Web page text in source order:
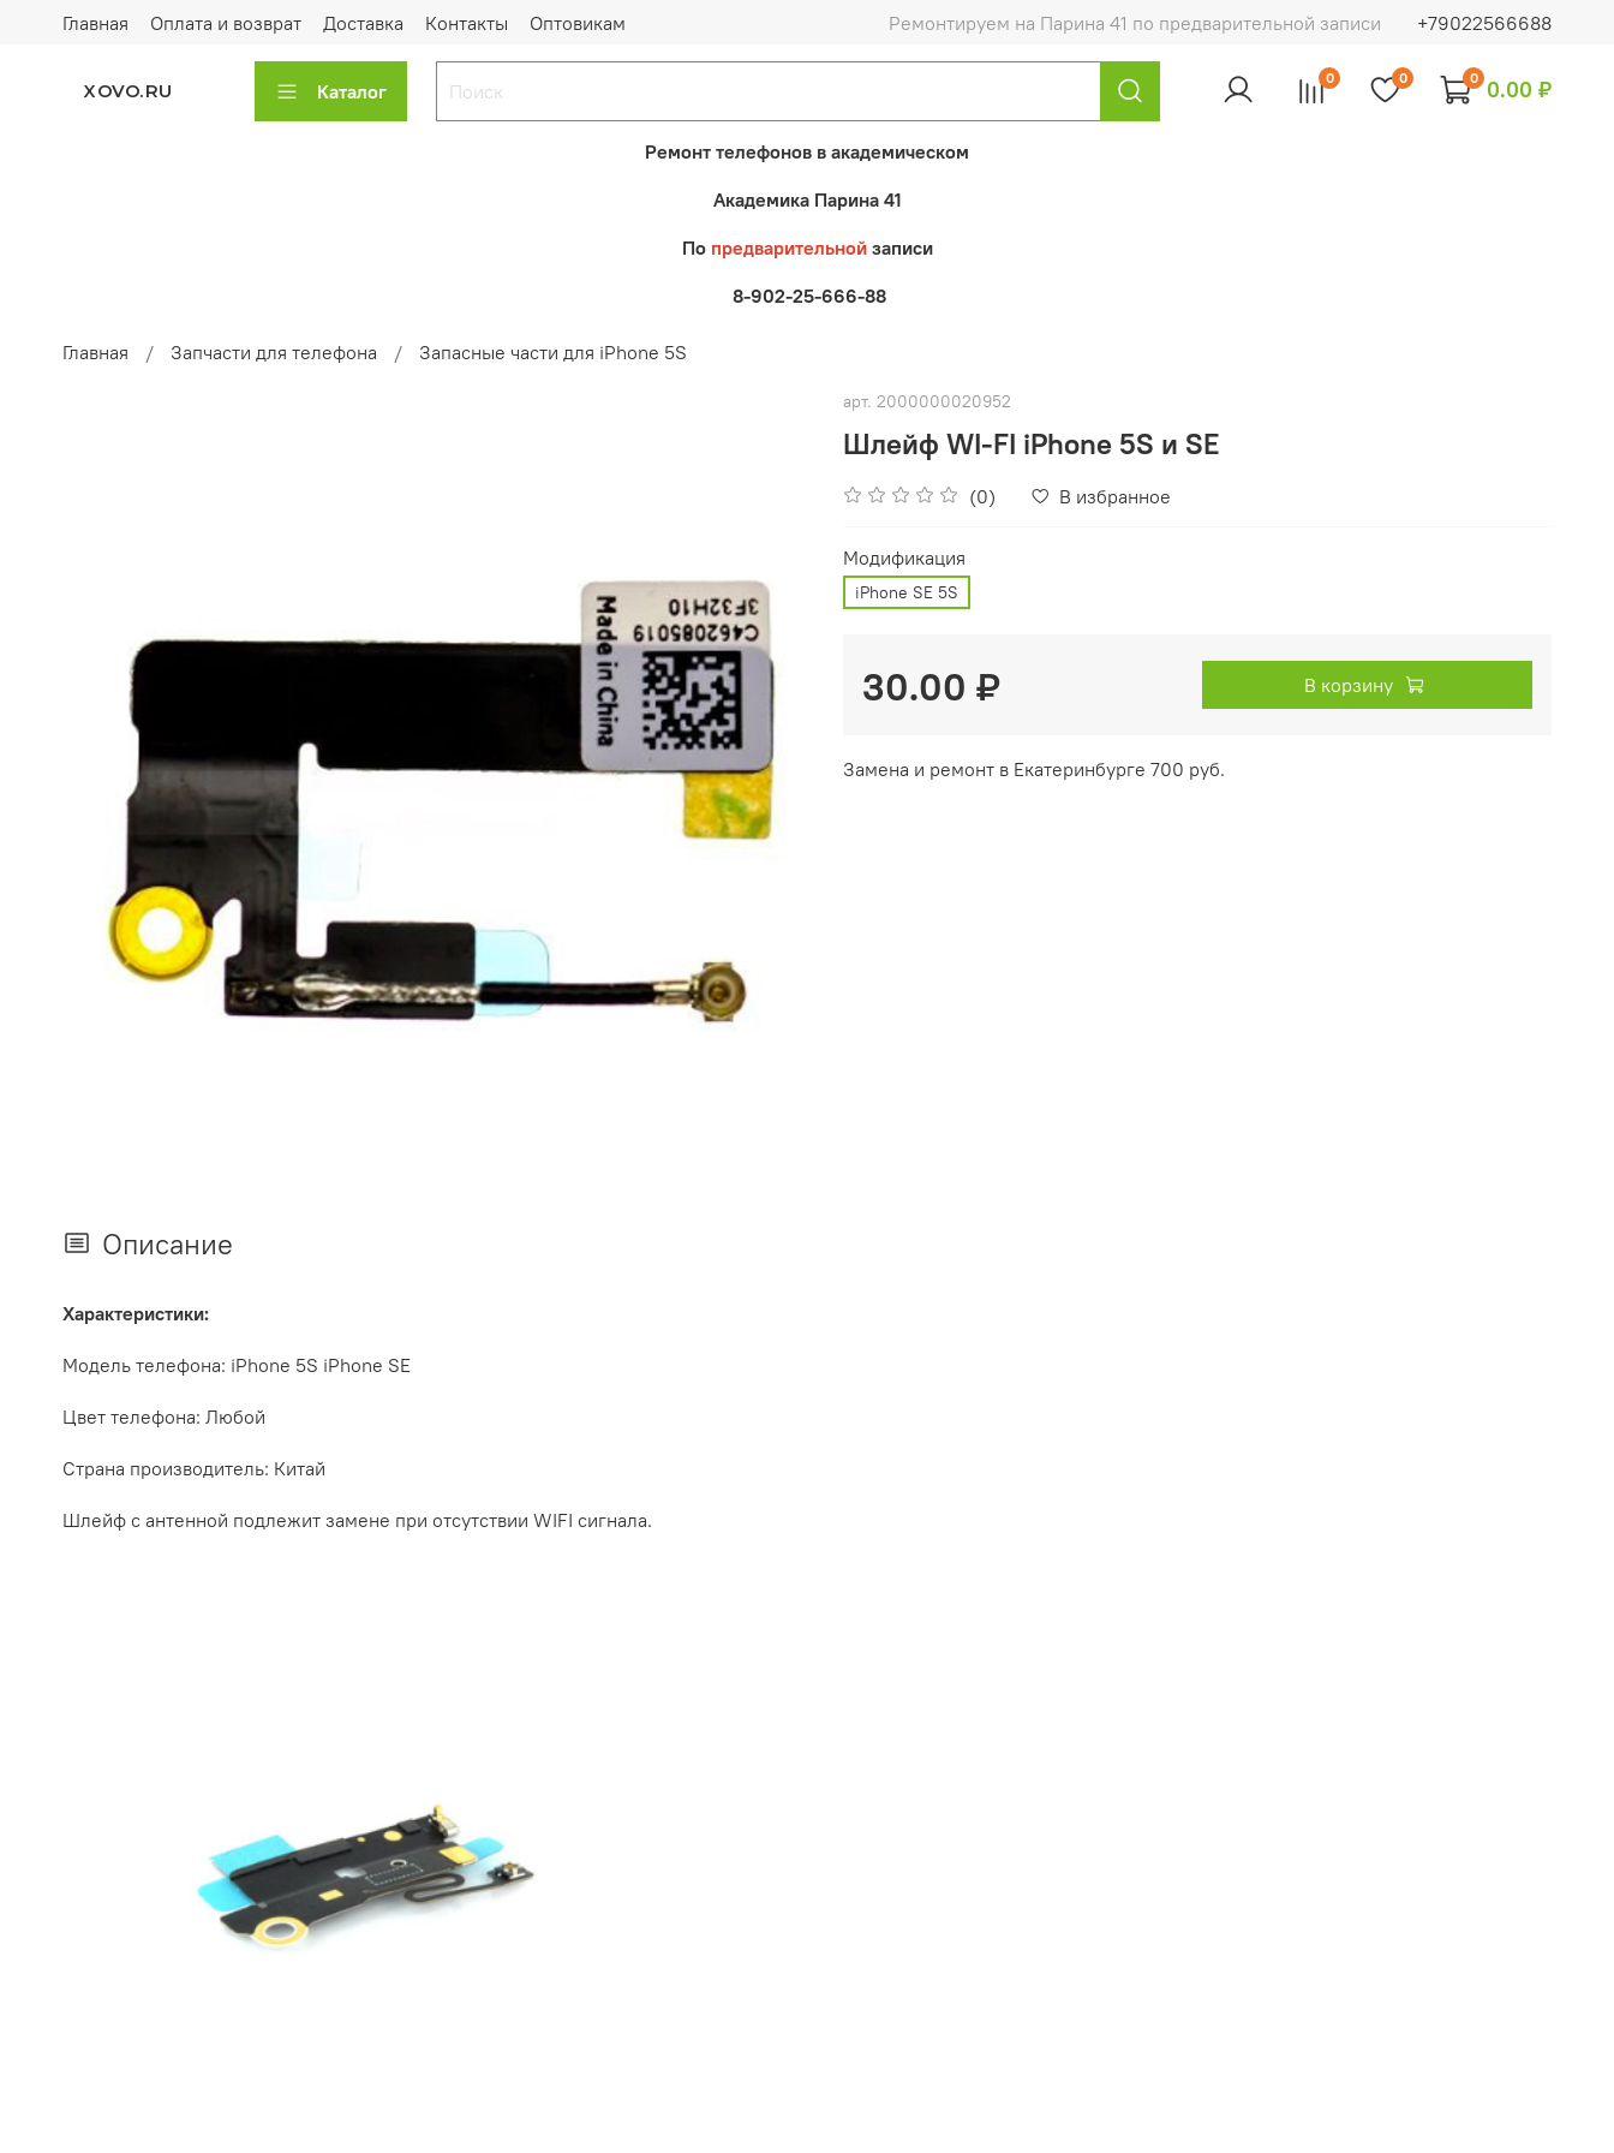
Главная Оплата и возврат Доставка Контакты Оптовикам Ремонтируем на Парина 41 по предварительной записи +79022566688
XOVO.RU Каталог
0 0 0 0.00 ₽
Ремонт телефонов в академическом
Академика Парина 41
По предварительнойзаписи
8-902-25-666-88
Главная Запчасти для телефона Запасные части для iPhone 5S
арт. 2000000020952
Шлейф WI-FI iPhone 5S и SE
(0) В избранное
Модификация
iPhone SE 5S
30.00 ₽ В корзину
Замена и ремонт в Екатеринбурге 700 руб.
Описание
Характеристики:
Модель телефона: iPhone 5S iPhone SE
Цвет телефона: Любой
Страна производитель: Китай
Шлейф с антенной подлежит замене при отсутствии WIFI сигнала.